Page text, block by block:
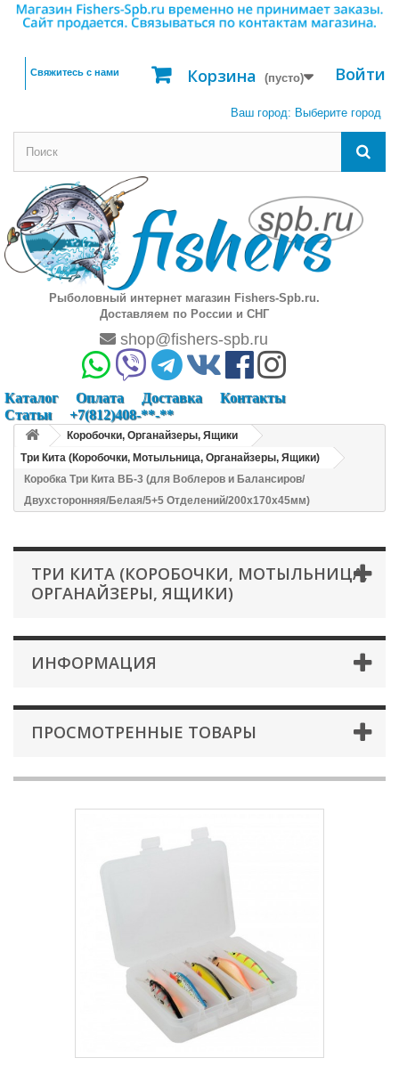
Войти
Корзина (пусто)
Свяжитесь с нами
Ваш город: Выберите город
Рыболовный интернет магазин Fishers-Spb.ru.
Доставляем по России и СНГ
shop@fishers-spb.ru
Каталог Оплата Доставка
Контакты
Статьи
+7(812)408-**-**
Коробочки, Органайзеры, Ящики
Три Кита (Коробочки, Мотыльница, Органайзеры, Ящики)
Коробка Три Кита ВБ-3 (для Воблеров и Балансиров/
Двухсторонняя/Белая/5+5 Отделений/200x170x45мм)
ТРИ КИТА (КОРОБОЧКИ, МОТЫЛЬНИЦА,
ОРГАНАЙЗЕРЫ, ЯЩИКИ)
ИНФОРМАЦИЯ
ПРОСМОТРЕННЫЕ ТОВАРЫ